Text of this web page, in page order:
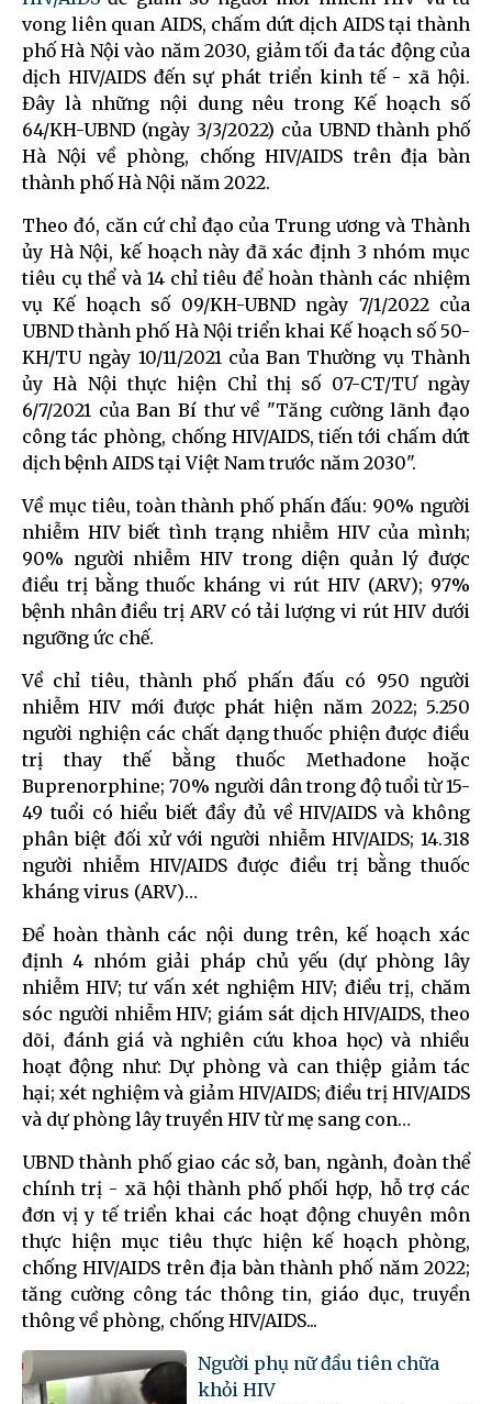
vong liên quan AIDS, chấm dứt dịch AIDS tại thành
phố Hà Nội vào năm 2030, giảm tối đa tác động của
dịch HIV/AIDS đến sự phát triển kinh tế - xã hội.
Đây là những nội dung nêu trong Kế hoạch số
64/KH-UBND (ngày 3/3/2022) của UBND thành phố
Hà Nội về phòng, chống HIV/AIDS trên địa bàn
thành phố Hà Nội năm 2022.
Theo đó, căn cứ chỉ đạo của Trung ương và Thành
ủy Hà Nội, kế hoạch này đã xác định 3 nhóm mục
tiêu cụ thể và 14 chỉ tiêu để hoàn thành các nhiệm
vụ Kế hoạch số 09/KH-UBND ngày 7/1/2022 của
UBND thành phố Hà Nội triển khai Kế hoạch số 50-
KH/TU ngày 10/11/2021 của Ban Thường vụ Thành
ủy Hà Nội thực hiện Chỉ thị số 07-CT/TƯ ngày
6/7/2021 của Ban Bí thư về "Tăng cường lãnh đạo
công tác phòng, chống HIV/AIDS, tiến tới chấm dứt
dịch bệnh AIDS tại Việt Nam trước năm 2030".
Về mục tiêu, toàn thành phố phấn đấu: 90% người
nhiễm HIV biết tình trạng nhiễm HIV của mình;
90% người nhiễm HIV trong diện quản lý được
điều trị bằng thuốc kháng vi rút HIV (ARV); 97%
bệnh nhân điều trị ARV có tải lượng vi rút HIV dưới
ngưỡng ức chế.
Về chỉ tiêu, thành phố phấn đấu có 950 người
nhiễm HIV mới được phát hiện năm 2022; 5.250
người nghiện các chất dạng thuốc phiện được điều
trị thay thế bằng thuốc Methadone hoặc
Buprenorphine; 70% người dân trong độ tuổi từ 15-
49 tuổi có hiểu biết đầy đủ về HIV/AIDS và không
phân biệt đối xử với người nhiễm HIV/AIDS; 14.318
người nhiễm HIV/AIDS được điều trị bằng thuốc
kháng virus (ARV)…
Để hoàn thành các nội dung trên, kế hoạch xác
định 4 nhóm giải pháp chủ yếu (dự phòng lây
nhiễm HIV; tư vấn xét nghiệm HIV; điều trị, chăm
sóc người nhiễm HIV; giám sát dịch HIV/AIDS, theo
dõi, đánh giá và nghiên cứu khoa học) và nhiều
hoạt động như: Dự phòng và can thiệp giảm tác
hại; xét nghiệm và giảm HIV/AIDS; điều trị HIV/AIDS
và dự phòng lây truyền HIV từ mẹ sang con…
UBND thành phố giao các sở, ban, ngành, đoàn thể
chính trị - xã hội thành phố phối hợp, hỗ trợ các
đơn vị y tế triển khai các hoạt động chuyên môn
thực hiện mục tiêu thực hiện kế hoạch phòng,
chống HIV/AIDS trên địa bàn thành phố năm 2022;
tăng cường công tác thông tin, giáo dục, truyền
thông về phòng, chống HIV/AIDS...
Người phụ nữ đầu tiên chữa
khỏi HIV